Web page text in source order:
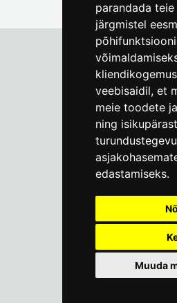
parandada
järgmistel
veebisaidil, et
meie toodete
ning
edastamiseks.
Muuda
Tallinna
Vene 17
E-R kell 9-17